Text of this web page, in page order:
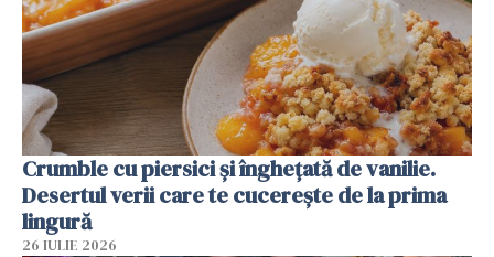
Crumble cu piersici și înghețată de vanilie.
Desertul verii care te cucerește de la prima
lingură
26 IULIE 2026